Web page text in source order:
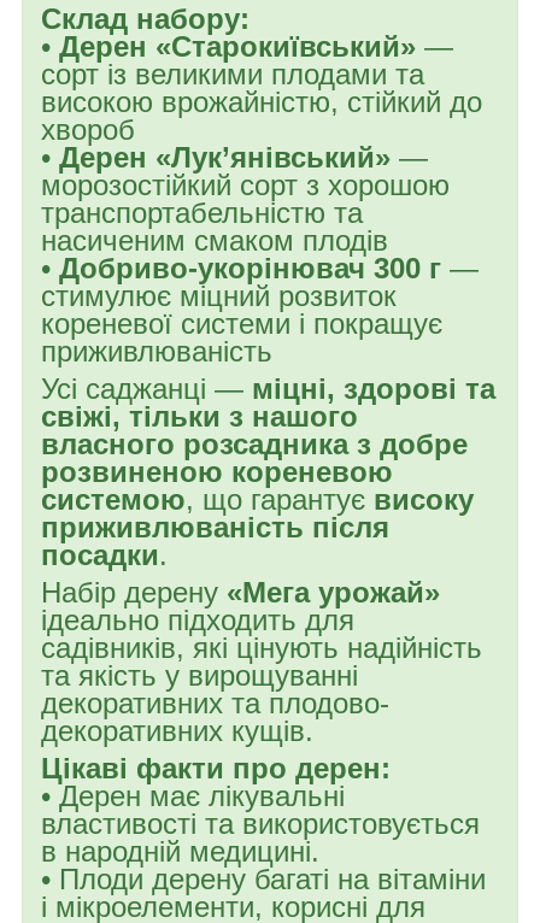
Склад набору:
• Дерен «Старокиївський» —
сорт із великими плодами та
високою врожайністю, стійкий до
хвороб
• Дерен «Лук’янівський» —
морозостійкий сорт з хорошою
транспортабельністю та
насиченим смаком плодів
• Добриво-укорінювач 300 г —
стимулює міцний розвиток
кореневої системи і покращує
приживлюваність
Усі саджанці — міцні, здорові та
свіжі, тільки з нашого
власного розсадника з добре
розвиненою кореневою
системою, що гарантує високу
приживлюваність після
посадки.
Набір дерену «Мега урожай»
ідеально підходить для
садівників, які цінують надійність
та якість у вирощуванні
декоративних та плодово-
декоративних кущів.
Цікаві факти про дерен:
• Дерен має лікувальні
властивості та використовується
в народній медицині.
• Плоди дерену багаті на вітаміни
і мікроелементи, корисні для